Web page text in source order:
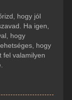
hogy jól
Ha igen,
hogy
hogy
fel valamilyen